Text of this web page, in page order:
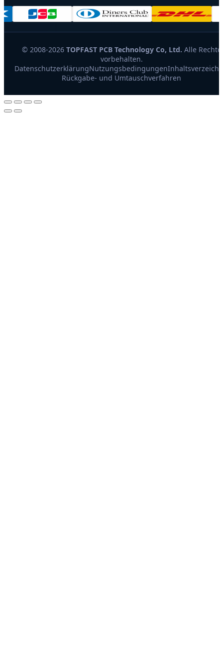
© 2008-2026 TOPFAST PCB Technology Co, Ltd. Alle Rechte
vorbehalten.
DatenschutzerklärungNutzungsbedingungen
Rückgabe- und Umtauschverfahren